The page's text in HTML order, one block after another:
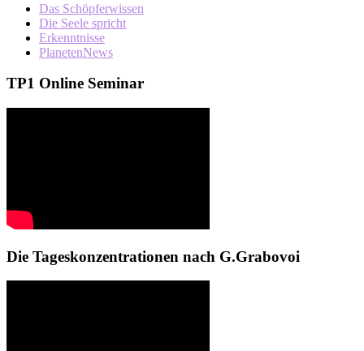
Das Schöpferwissen
Die Seele spricht
Erkenntnisse
PlanetenNews
TP1 Online Seminar
Die Tageskonzentrationen nach G.Grabovoi